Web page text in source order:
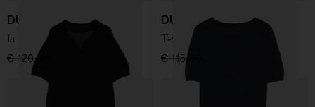
DUNST
la polo in cotone e lino
€ 120,00
DUNST
T-shirt in cotone e lino
€ 115,00